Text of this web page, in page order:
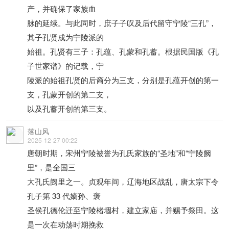
产，并确保了家族血
脉的延续。与此同时，庶子子叹及后代留守宁陵“三孔”，
其子孔贤成为宁陵派的
始祖。孔贤有三子：孔蕴、孔蒙和孔蓄。根据民国版《孔
子世家谱》的记载，宁
陵派的始祖孔贤的后裔分为三支，分别是孔蕴开创的第一
支，孔蒙开创的第二支，
以及孔蓄开创的第三支。
落山风
2025-12-27 00:22
唐朝时期，宋州宁陵被誉为孔氏家族的“圣地”和“宁陵阙
里”，是全国三
大孔氏阙里之一。贞观年间，辽海地区战乱，唐太宗下令
孔子第 33 代嫡孙、褒
圣侯孔德伦迁至宁陵楮堌村，建立家庙，并赐予祭田。这
是一次在动荡时期挽救